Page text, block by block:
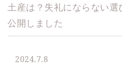
土産は？失礼にならない
公開しました
2024.7.8